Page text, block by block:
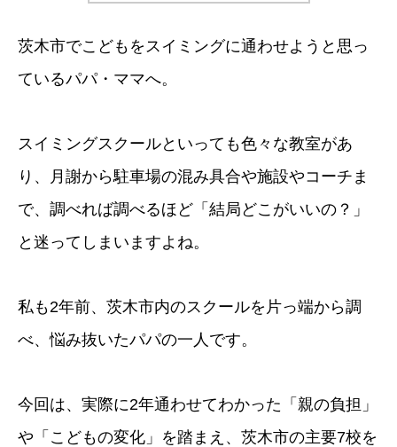
茨木市でこどもをスイミングに通わせようと思っ
ているパパ・ママへ。
スイミングスクールといっても色々な教室があ
り、月謝から駐車場の混み具合や施設やコーチま
で、調べれば調べるほど「結局どこがいいの？」
と迷ってしまいますよね。
私も2年前、茨木市内のスクールを片っ端から調
べ、悩み抜いたパパの一人です。
今回は、実際に2年通わせてわかった「親の負担」
や「こどもの変化」を踏まえ、茨木市の主要7校を